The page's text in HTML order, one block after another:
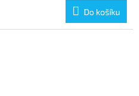
Do košíku